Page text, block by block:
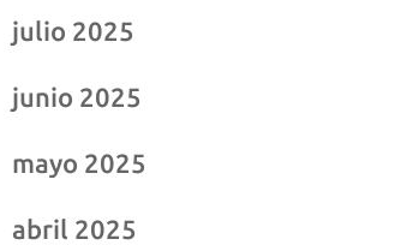
julio 2025
junio 2025
mayo 2025
abril 2025